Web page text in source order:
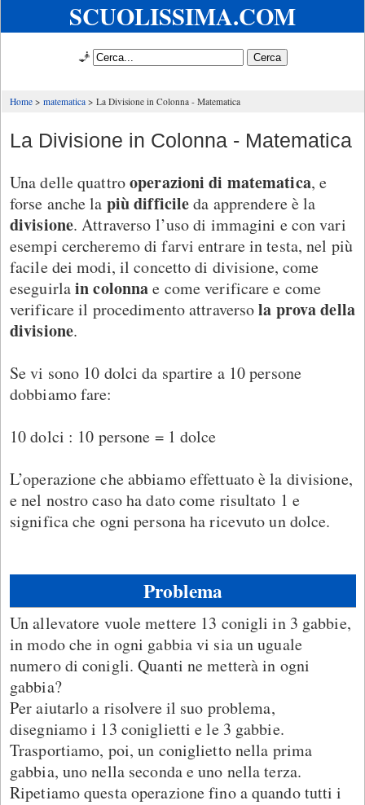
SCUOLISSIMA.COM
🧞
Home matematica La Divisione in Colonna - Matematica
La Divisione in Colonna - Matematica
Una delle quattrooperazioni di matematica, e
forse anche la più difficileda apprendere è la
divisione. Attraverso l’uso di immagini e con vari
esempi cercheremo di farvi entrare in testa, nel più
facile dei modi, il concetto di divisione, come
eseguirlain colonnae come verificare e come
verificare il procedimento attraversola prova della
divisione.
Se vi sono 10 dolci da spartire a 10 persone
dobbiamo fare:
10 dolci : 10 persone = 1 dolce
L’operazione che abbiamo effettuato è la divisione,
e nel nostro caso ha dato come risultato 1 e
significa che ogni persona ha ricevuto un dolce.
Problema
Un allevatore vuole mettere 13 conigli in 3 gabbie,
in modo che in ogni gabbia vi sia un uguale
numero di conigli. Quanti ne metterà in ogni
gabbia?
Per aiutarlo a risolvere il suo problema,
disegniamo i 13 coniglietti e le 3 gabbie.
Trasportiamo, poi, un coniglietto nella prima
gabbia, uno nella seconda e uno nella terza.
Ripetiamo questa operazione fino a quando tutti i